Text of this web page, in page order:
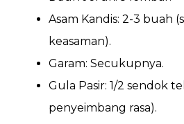
Asam Kandis: 2-3 buah
keasaman).
Garam: Secukupnya.
Gula Pasir: 1/2 sendok
penyeimbang rasa).